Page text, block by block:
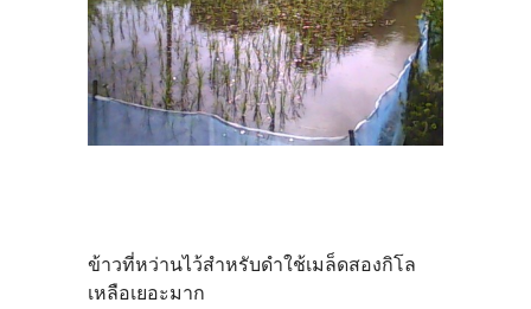
ข้าวที่หว่านไว้สำหรับดำใช้เมล็ดสองกิโล
เหลือเยอะมาก